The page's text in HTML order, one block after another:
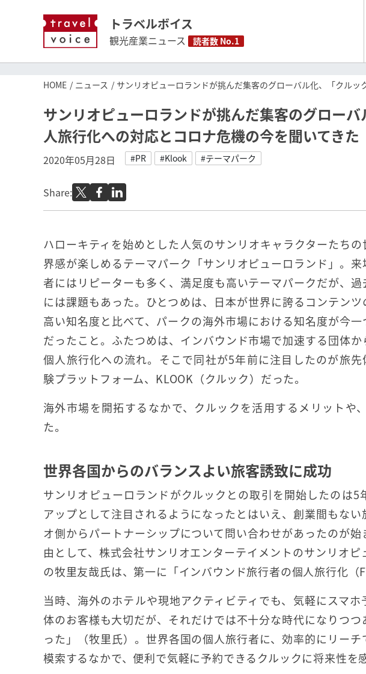
トラベルボイス
観光産業ニュース 読者数 No.1
HOME ニュース サンリオピューロランドが挑んだ集客のグローバル化、「クルッ
サンリオピューロランドが挑んだ集客のグロー
人旅行化への対応とコロナ危機の今を聞いてきた
2020年05月28日 #PR #Klook #テーマパーク
Share:
ハローキティを始めとした人気のサンリオキャラクターたちの
界感が楽しめるテーマパーク「サンリオピューロランド」。来
者にはリピーターも多く、満足度も高いテーマパークだが、過
には課題もあった。ひとつめは、日本が世界に誇るコンテンツ
高い知名度と比べて、パークの海外市場における知名度が今一
だったこと。ふたつめは、インバウンド市場で加速する団体か
個人旅行化への流れ。そこで同社が5年前に注目したのが旅先
験プラットフォーム、KLOOK（クルック）だった。
海外市場を開拓するなかで、クルックを活用するメリットや
た。
世界各国からのバランスよい旅客誘致に成功
サンリオピューロランドがクルックとの取引を開始したのは
アップとして注目されるようになったとはいえ、創業間もな
オ側からパートナーシップについて問い合わせがあったのが
由として、株式会社サンリオエンターテイメントのサンリオ
の牧里友哉氏は、第一に「インバウンド旅行者の個人旅行化（
当時、海外のホテルや現地アクティビティでも、気軽にスマ
体のお客様も大切だが、それだけでは不十分な時代になりつ
った」（牧里氏）。世界各国の個人旅行者に、効率的にリー
模索するなかで、便利で気軽に予約できるクルックに将来性を